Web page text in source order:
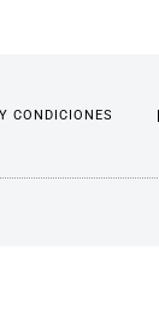
CONDICIONES